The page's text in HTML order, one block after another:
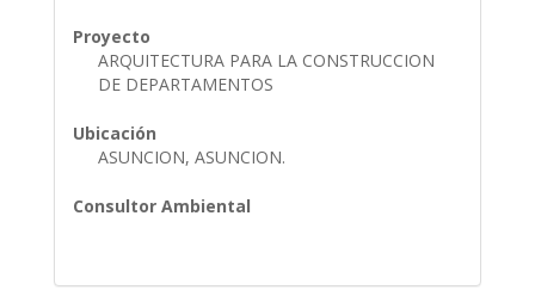
Proyecto
ARQUITECTURA PARA LA CONSTRUCCION
DE DEPARTAMENTOS
Ubicación
ASUNCION, ASUNCION.
Consultor Ambiental